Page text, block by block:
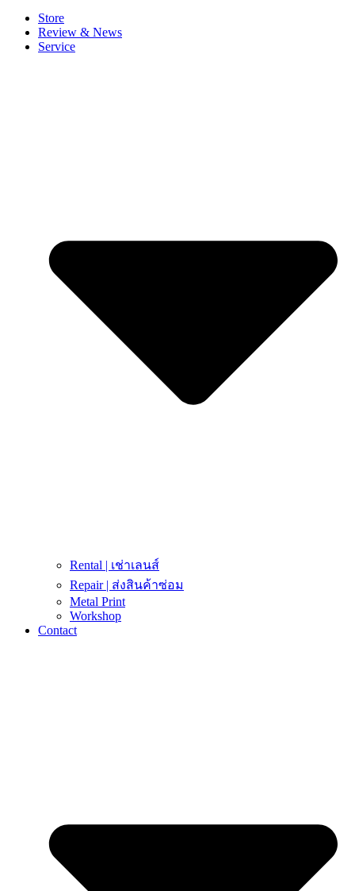
Store
Review & News
Service
Rental | เช่าเลนส์
Repair | ส่งสินค้าซ่อม
Metal Print
Workshop
Contact